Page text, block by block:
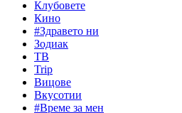
Клубовете
Кино
#Здравето ни
Зодиак
ТВ
Trip
Вицове
Вкусотии
#Време за мен